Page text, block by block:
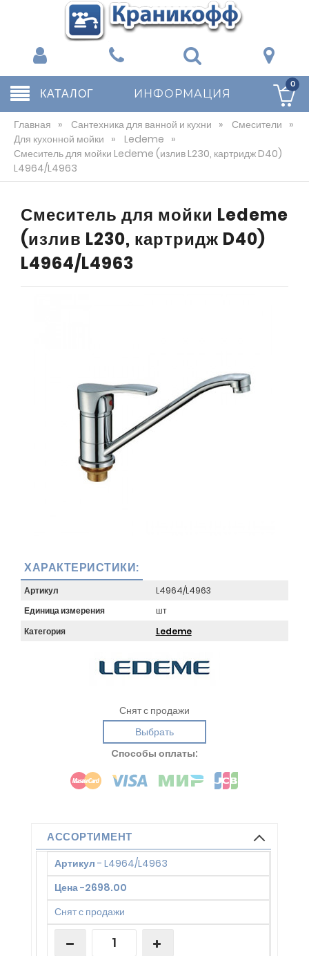
КАТАЛОГ ИНФОРМАЦИЯ
0
Главная » Сантехника для ванной и кухни » Смесители »
Для кухонной мойки » Ledeme »
Смеситель для мойки Ledeme (излив L230, картридж D40)
L4964/L4963
Смеситель для мойки Ledeme
(излив L230, картридж D40)
L4964/L4963
ХАРАКТЕРИСТИКИ:
Артикул
L4964/L4963
Единица измерения
шт
Категория
Ledeme
Снят с продажи
Выбрать
Cпособы оплаты:
АССОРТИМЕНТ
Артикул - L4964/L4963
Цена-2698.00
Снят с продажи